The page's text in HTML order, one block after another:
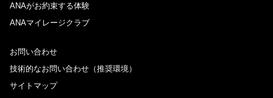
ANAがお約束する体験
ANAマイレージクラブ
お問い合わせ
技術的なお問い合わせ（推奨環境）
サイトマップ